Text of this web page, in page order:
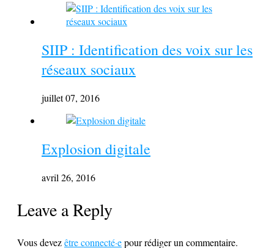
SIIP : Identification des voix sur les
réseaux sociaux
juillet 07, 2016
Explosion digitale
avril 26, 2016
Leave a Reply
Vous devezêtre connecté·epour rédiger un commentaire.